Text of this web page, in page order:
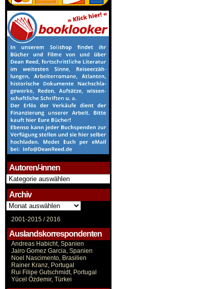
Autoren/-innen
Autoren/-
innen
Archiv
Archiv
2001-2015 /2016
Auslandskorrespondenten
Andreas Habicht, Spanien
Jairo Gomez Garcia, Spanien
Noel Nascimento, Brasilien
Rainer Kranz, Portugal
Rui Filipe Gutschmidt, Portugal
Yücel Özdemir, Türkei